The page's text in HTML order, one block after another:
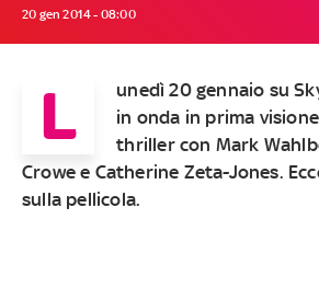
20 gen 2014 - 08:00
L
unedì 20 gennaio su
in onda in prima
thriller con Mark
Crowe e Catherine Zeta-Jones.
sulla pellicola.